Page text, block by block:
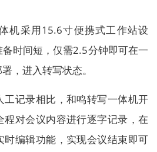
机采用15.6寸便携式工作站设
时间短，仅需2.5分钟即可在一
，进入转写状态。
工记录相比，和鸣转写一体机开
对会议内容进行逐字记录，在
时编辑功能，实现会议结束即可